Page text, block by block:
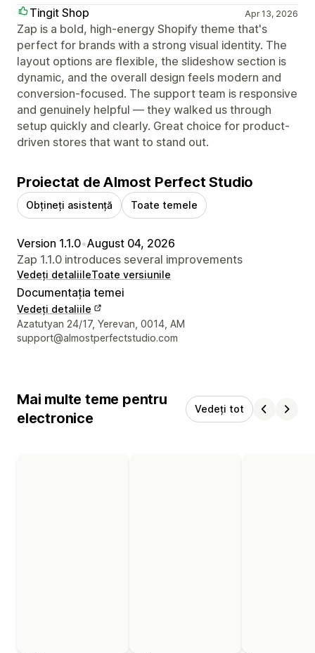
Tingit Shop Apr 13, 2026
Zap is a bold, high-energy Shopify theme that's
perfect for brands with a strong visual identity. The
layout options are flexible, the slideshow section is
dynamic, and the overall design feels modern and
conversion-focused. The support team is responsive
and genuinely helpful — they walked us through
setup quickly and clearly. Great choice for product-
driven stores that want to stand out.
Proiectat de Almost Perfect Studio
Obțineți asistență Toate temele
Version 1.1.0•August 04, 2026
Zap 1.1.0 introduces several improvements
Vedeți detaliileToate versiunile
Documentația temei
Vedeți detaliile
Detaliile de contact ale designerului
Azatutyan 24/17, Yerevan, 0014, AM
support@almostperfectstudio.com
Mai multe teme pentru
electronice
Vedeți tot